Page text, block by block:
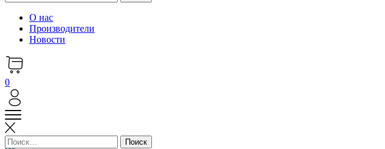
О нас
Производители
Новости
0
Найти: